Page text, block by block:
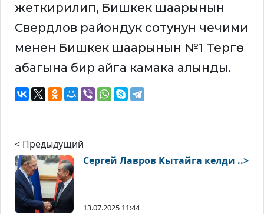
жеткирилип, Бишкек шаарынын
Свердлов райондук сотунун чечими
менен Бишкек шаарынын №1 Тергөө
абагына бир айга камака алынды.
< Предыдущий
Сергей Лавров Кытайга келди ..>
13.07.2025 11:44